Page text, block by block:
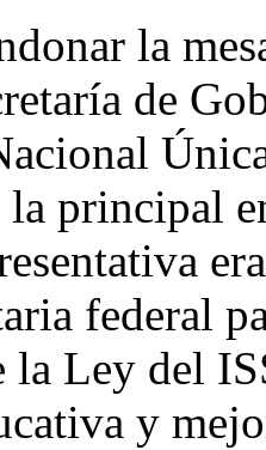
la
de
la principal
federal
la Ley del
y